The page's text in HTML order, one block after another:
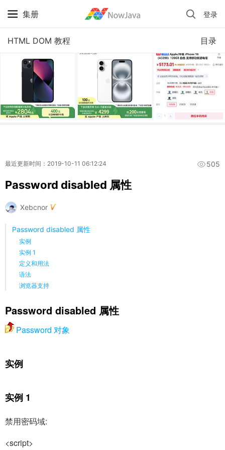
集册 登录
目录
HTML DOM 教程
iPhone 京东自营 + 国补 / 历史最低价
最近更新时间：2019-10-11 06:12:24 505
Password disabled 属性
Xebcnor
Password disabled 属性
实例
实例 1
定义和用法
语法
浏览器支持
Password disabled 属性
Password 对象
实例
实例 1
禁用密码域:
<script>